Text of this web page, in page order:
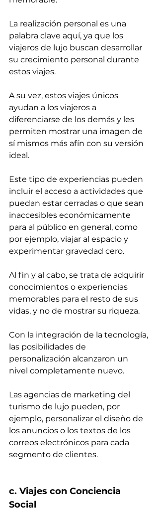
La realización personal es una
palabra clave aquí, ya que los
viajeros de lujo buscan desarrollar
su crecimiento personal durante
estos viajes.
A su vez, estos viajes únicos
ayudan a los viajeros a
diferenciarse de los demás y les
permiten mostrar una imagen de
sí mismos más afín con su versión
ideal.
Este tipo de experiencias pueden
incluir el acceso a actividades que
puedan estar cerradas o que sean
inaccesibles económicamente
para al público en general, como
por ejemplo, viajar al espacio y
experimentar gravedad cero.
Al fin y al cabo, se trata de adquirir
conocimientos o experiencias
memorables para el resto de sus
vidas, y no de mostrar su riqueza.
Con la integración de la tecnología,
las posibilidades de
personalización alcanzaron un
nivel completamente nuevo.
Las agencias de marketing del
turismo de lujo pueden, por
ejemplo, personalizar el diseño de
los anuncios o los textos de los
correos electrónicos para cada
segmento de clientes.
c. Viajes con Conciencia
Social